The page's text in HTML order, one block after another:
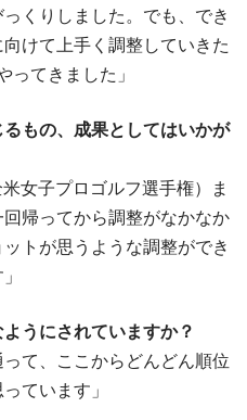
っくりしました。でも、でき
けて上手く調整していきた
ってきました」
もの、成果としてはいかが
女子プロゴルフ選手権）ま
帰ってから調整がなかなか
トが思うような調整ができ
うにされていますか？
って、ここからどんどん順位
ています」